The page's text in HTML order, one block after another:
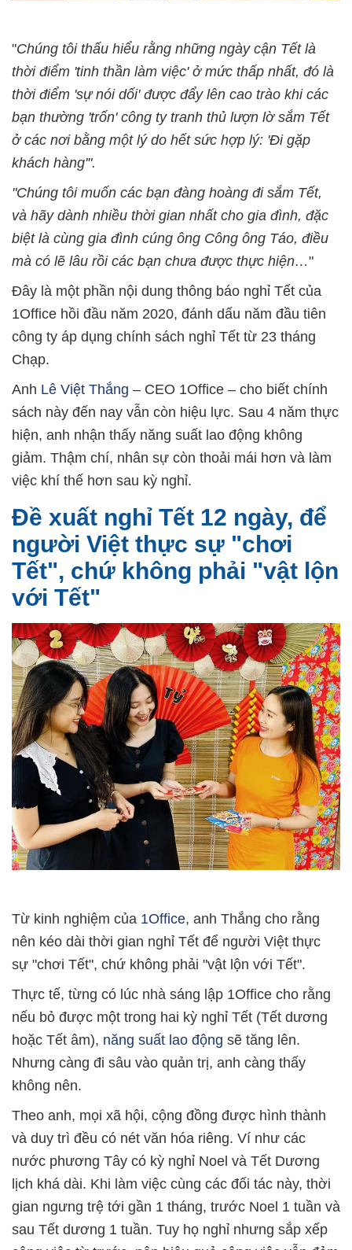
"Chúng tôi thấu hiểu rằng những ngày cận Tết là
thời điểm 'tinh thần làm việc' ở mức thấp nhất, đó là
thời điểm 'sự nói dối' được đẩy lên cao trào khi các
bạn thường 'trốn' công ty tranh thủ lượn lờ sắm Tết
ở các nơi bằng một lý do hết sức hợp lý: 'Đi gặp
khách hàng'".
"Chúng tôi muốn các bạn đàng hoàng đi sắm Tết,
và hãy dành nhiều thời gian nhất cho gia đình, đặc
biệt là cùng gia đình cúng ông Công ông Táo, điều
mà có lẽ lâu rồi các bạn chưa được thực hiện…"
Đây là một phần nội dung thông báo nghỉ Tết của
1Office hồi đầu năm 2020, đánh dấu năm đầu tiên
công ty áp dụng chính sách nghỉ Tết từ 23 tháng
Chạp.
Anh Lê Việt Thắng – CEO 1Office – cho biết chính
sách này đến nay vẫn còn hiệu lực. Sau 4 năm thực
hiện, anh nhận thấy năng suất lao động không
giảm. Thậm chí, nhân sự còn thoải mái hơn và làm
việc khí thế hơn sau kỳ nghỉ.
Đề xuất nghỉ Tết 12 ngày, để
người Việt thực sự "chơi
Tết", chứ không phải "vật lộn
với Tết"
Từ kinh nghiệm của 1Office, anh Thắng cho rằng
nên kéo dài thời gian nghỉ Tết để người Việt thực
sự "chơi Tết", chứ không phải "vật lộn với Tết".
Thực tế, từng có lúc nhà sáng lập 1Office cho rằng
nếu bỏ được một trong hai kỳ nghỉ Tết (Tết dương
hoặc Tết âm), năng suất lao động sẽ tăng lên.
Nhưng càng đi sâu vào quản trị, anh càng thấy
không nên.
Theo anh, mọi xã hội, cộng đồng được hình thành
và duy trì đều có nét văn hóa riêng. Ví như các
nước phương Tây có kỳ nghỉ Noel và Tết Dương
lịch khá dài. Khi làm việc cùng các đối tác này, thời
gian ngưng trệ tới gần 1 tháng, trước Noel 1 tuần và
sau Tết dương 1 tuần. Tuy họ nghỉ nhưng sắp xếp